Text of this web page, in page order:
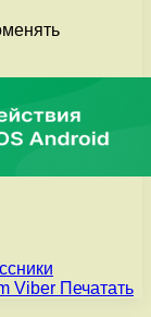
Viber Печатать